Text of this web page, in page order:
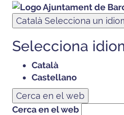
Català Selecciona un
Selecciona
Català
Castellano
Cerca en el web
Cerca en el web